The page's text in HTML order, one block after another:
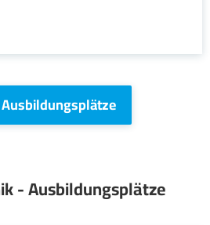
- Ausbildungsplätze